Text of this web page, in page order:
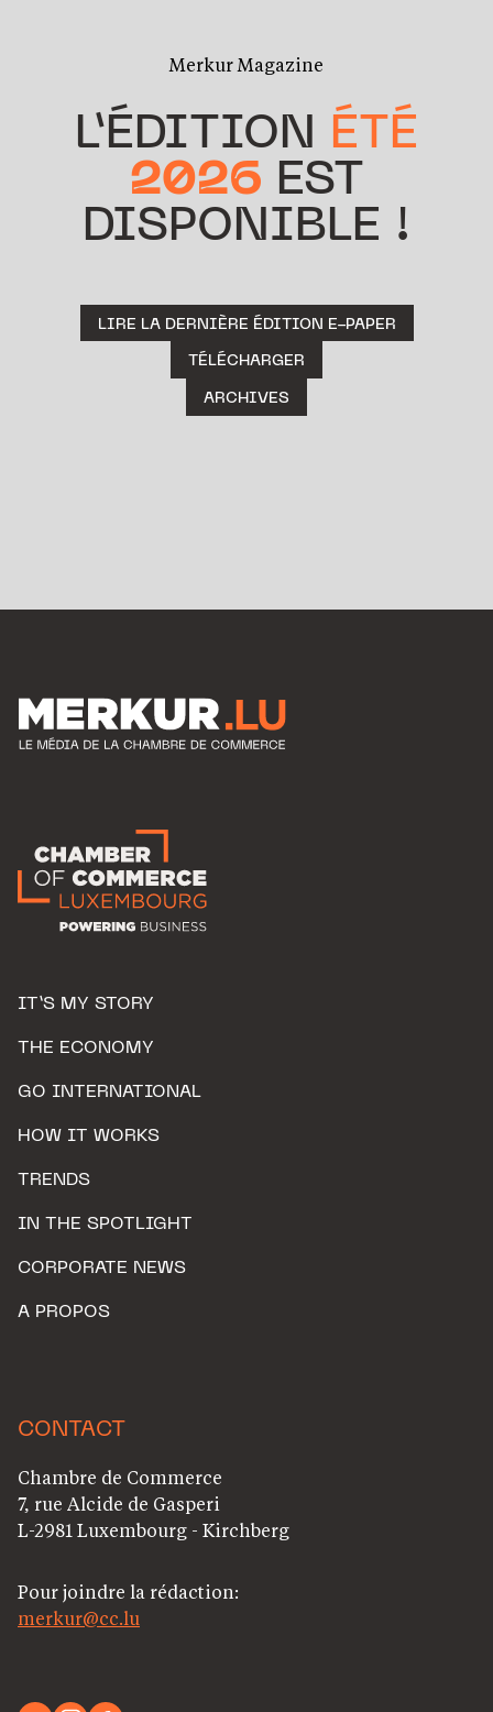
Merkur Magazine
L’ÉDITION ÉTÉ
2026 EST
DISPONIBLE !
LIRE LA DERNIÈRE ÉDITION E-PAPER
TÉLÉCHARGER
ARCHIVES
IT’S MY STORY
THE ECONOMY
GO INTERNATIONAL
HOW IT WORKS
TRENDS
IN THE SPOTLIGHT
CORPORATE NEWS
A PROPOS
CONTACT
Chambre de Commerce
7, rue Alcide de Gasperi
L-2981 Luxembourg - Kirchberg
Pour joindre la rédaction:
merkur@cc.lu